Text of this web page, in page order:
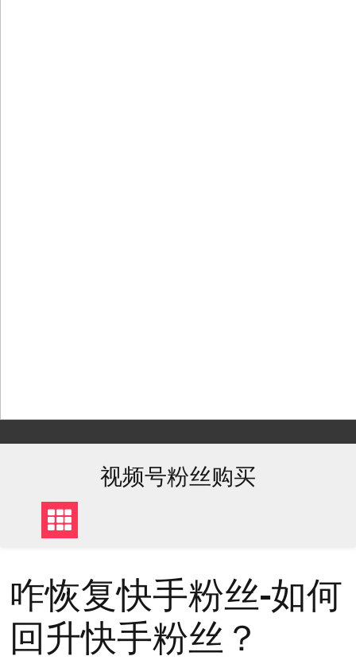
to
视频号粉丝购买
咋恢复快手粉丝-如何
回升快手粉丝？